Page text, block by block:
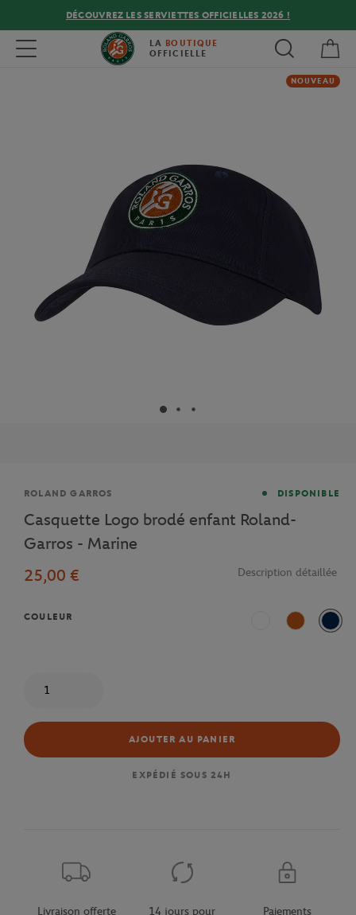
DÉCOUVREZ LES SERVIETTES OFFICIELLES 2026 !
Toggle navigation LA BOUTIQUE
OFFICIELLE
NOUVEAU
Marque
ROLAND GARROS DISPONIBLE
Casquette Logo brodé enfant Roland-
Garros - Marine
25,00 €
Description détaillée
COULEUR
Terre Battue
Bleu
AJOUTER AU PANIER
EXPÉDIÉ SOUS 24H
Livraison offerte
14 jours pour
Paiements